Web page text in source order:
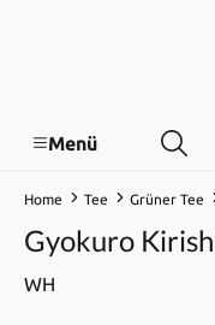
Menü
Home Tee Grüner Tee
Gyokuro
WH